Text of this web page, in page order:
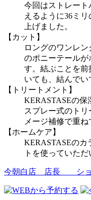
今回はストレー
えるように36ミ
上げました。
【カット】
ロングのワンレ
のポニーテールが
す。結ぶことを前
いても、結んでい
【トリートメント】
KERASTASEの保
スプレー式のト
メージ補修で重ね
【ホームケア】
KERASTASEのカ
トを使っていただ
今朝白店 店長 シ